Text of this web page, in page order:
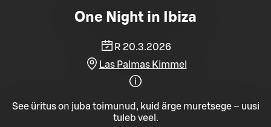
One Night in Ibiza
R 20.3.2026
Las Palmas Kimmel
See üritus on juba toimunud, kuid ärge muretsege – uusi
tuleb veel.